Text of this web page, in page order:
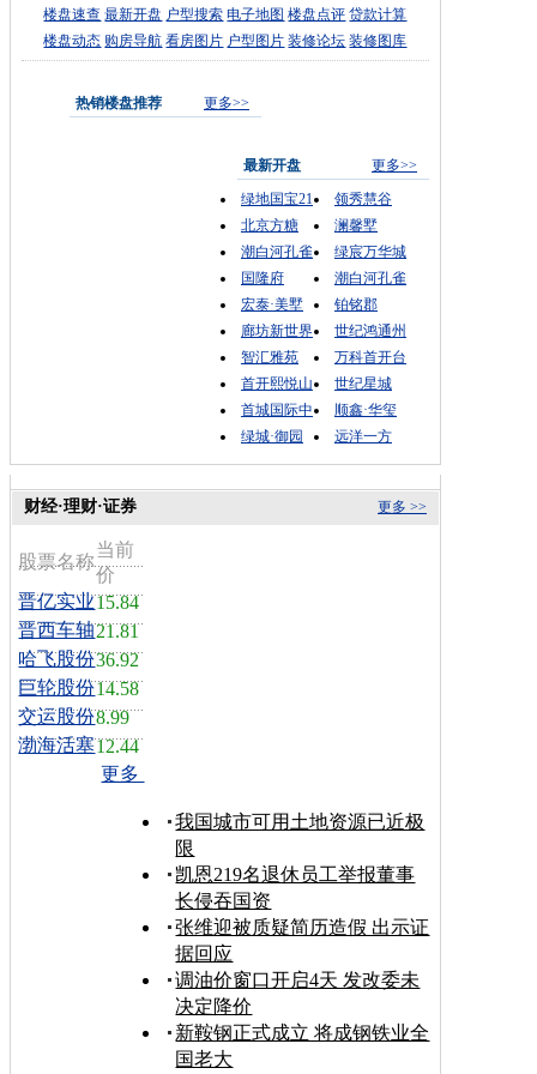
楼盘速查 最新开盘 户型搜索 电子地图 楼盘点评 贷款计算
楼盘动态 购房导航 看房图片 户型图片 装修论坛 装修图库
热销楼盘推荐 更多>>
最新开盘
更多>>
绿地国宝21
领秀慧谷
北京方糖
澜馨墅
潮白河孔雀
绿宸万华城
国隆府
潮白河孔雀
宏泰·美墅
铂铭郡
廊坊新世界
世纪鸿通州
智汇雅苑
万科首开台
首开熙悦山
世纪星城
首城国际中
顺鑫·华玺
绿城·御园
远洋一方
更多 >>
财经·理财·证券
股票名称
当前
价
晋亿实业15.84
晋西车轴21.81
哈飞股份36.92
巨轮股份14.58
交运股份8.99
渤海活塞12.44
更多
我国城市可用土地资源已近极
限
凯恩219名退休员工举报董事
长侵吞国资
张维迎被质疑简历造假 出示证
据回应
调油价窗口开启4天 发改委未
决定降价
新鞍钢正式成立 将成钢铁业全
国老大